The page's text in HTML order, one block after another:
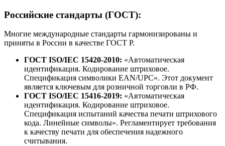
Российские стандарты (ГОСТ):
Многие международные стандарты гармонизированы и
приняты в России в качестве ГОСТ Р.
ГОСТ ISO/IEC 15420-2010: «Автоматическая
идентификация. Кодирование штриховое.
Спецификация символики EAN/UPC». Этот документ
является ключевым для розничной торговли в РФ.
ГОСТ ISO/IEC 15416-2019: «Автоматическая
идентификация. Кодирование штриховое.
Спецификация испытаний качества печати штрихового
кода. Линейные символы». Регламентирует требования
к качеству печати для обеспечения надежного
считывания.